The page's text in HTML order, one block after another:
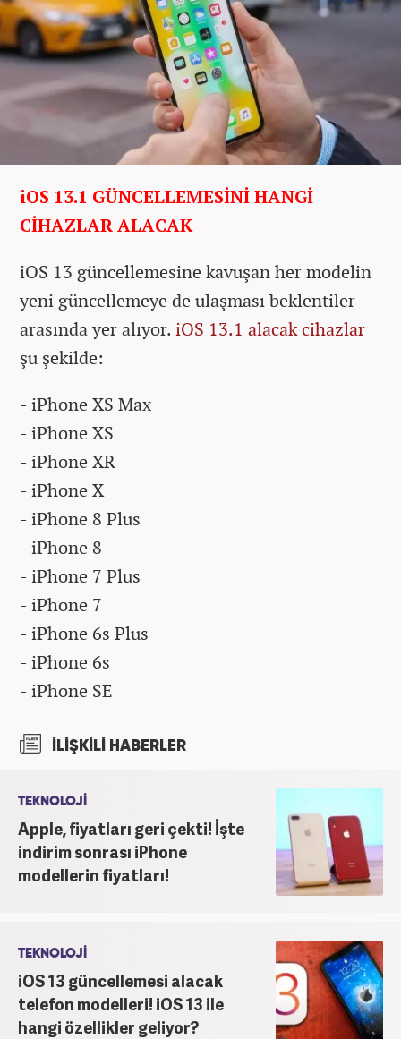
iOS 13.1 GÜNCELLEMESİNİ HANGİ
CİHAZLAR ALACAK
iOS 13 güncellemesine kavuşan her modelin
yeni güncellemeye de ulaşması beklentiler
arasında yer alıyor.iOS 13.1 alacak cihazlar
şu şekilde:
- iPhone XS Max
- iPhone XS
- iPhone XR
- iPhone X
- iPhone 8 Plus
- iPhone 8
- iPhone 7 Plus
- iPhone 7
- iPhone 6s Plus
- iPhone 6s
- iPhone SE
İLİŞKİLİ HABERLER
TEKNOLOJİ
Apple, fiyatları geri çekti! İşte
indirim sonrası iPhone
modellerin fiyatları!
TEKNOLOJİ
iOS 13 güncellemesi alacak
telefon modelleri! iOS 13 ile
hangi özellikler geliyor?